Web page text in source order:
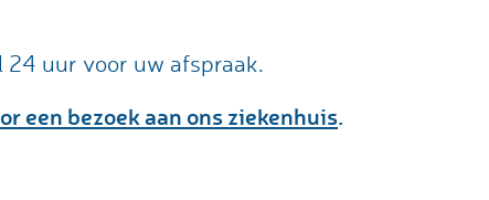
uur voor uw afspraak.
een bezoek aan ons ziekenhuis.